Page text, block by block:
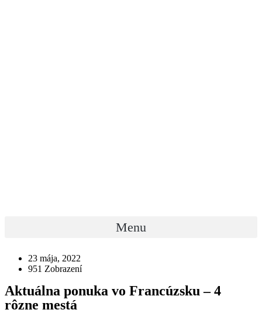
Menu
23 mája, 2022
951 Zobrazení
Aktuálna ponuka vo Francúzsku – 4
rôzne mestá